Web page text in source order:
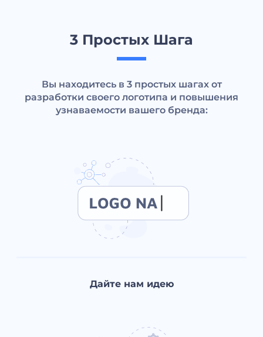
3 Простых Шага
Вы находитесь в 3 простых шагах от
разработки своего логотипа и повышения
узнаваемости вашего бренда:
Дайте нам идею